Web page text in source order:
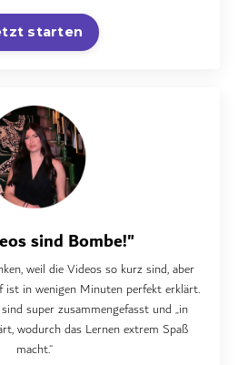
starten
sind Bombe!"
weil die Videos so kurz sind, aber
ist in wenigen Minuten perfekt erklärt.
super zusammengefasst und „in
wodurch das Lernen extrem Spaß
macht.“